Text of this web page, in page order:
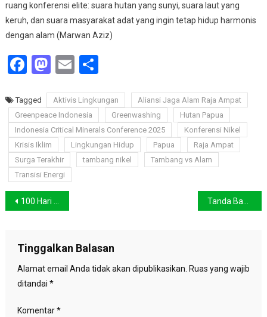
ruang konferensi elite: suara hutan yang sunyi, suara laut yang
keruh, dan suara masyarakat adat yang ingin tetap hidup harmonis
dengan alam (Marwan Aziz)
Facebook
Mastodon
EmailShare
Tagged Aktivis Lingkungan
Aliansi Jaga Alam Raja Ampat
Greenpeace Indonesia
Greenwashing
Hutan Papua
Indonesia Critical Minerals Conference 2025
Konferensi Nikel
Krisis Iklim
Lingkungan Hidup Papua
Raja Ampat
Surga Terakhir
tambang nikel
Tambang vs Alam
Transisi Energi
Navigasi
100 Hari Pram-Doel, Warga Serahkan Rapor Merah Termasuk Dalam Pengelolaan Lingkungan ke Balai Kota Jakarta Tanda Bahaya dari Graz, Pemanasan Global Lebih Cepat 6 Persen dari Perkiraan
Tinggalkan Balasan
Alamat email Anda tidak akan dipublikasikan. Ruas yang wajib
ditandai *
Komentar*